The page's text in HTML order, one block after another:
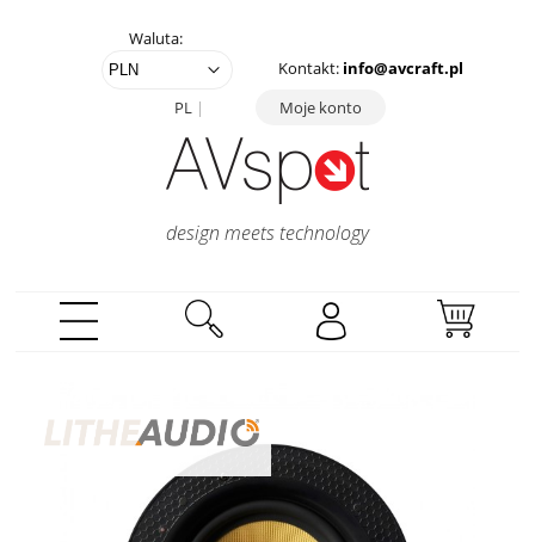
Waluta:
Kontakt: info@avcraft.pl
PL
Moje konto
design meets technology